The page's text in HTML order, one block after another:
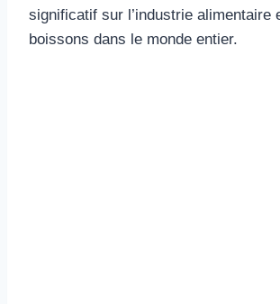
significatif sur l’industrie alimentaire
boissons dans le monde entier.